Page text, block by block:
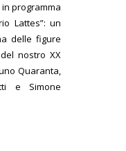
programma
Lattes”: un
delle figure
nostro XX
Quaranta,
e Simone